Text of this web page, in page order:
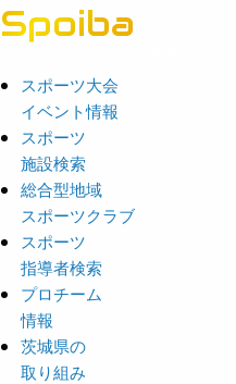
Spoiba
スポーツ大会
イベント情報
スポーツ
施設検索
総合型地域
スポーツクラブ
スポーツ
指導者検索
プロチーム
情報
茨城県の
取り組み